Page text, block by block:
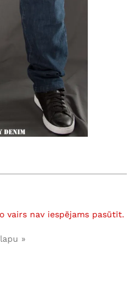
vairs nav iespējams pasūtīt.
»